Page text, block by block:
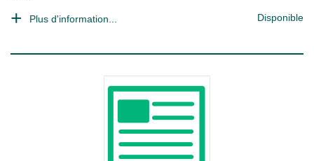
Plus d'information... Disponible